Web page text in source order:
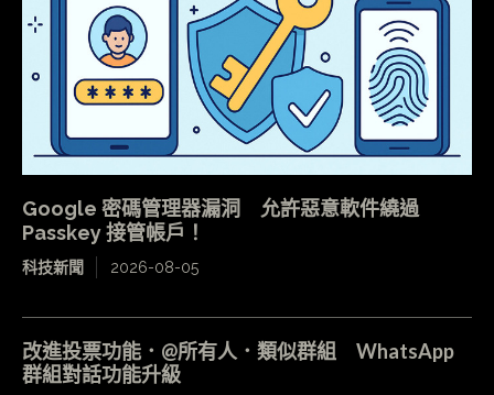
Google 密碼管理器漏洞 允許惡意軟件繞過
Passkey 接管帳戶！
科技新聞 2026-08-05
改進投票功能．@所有人．類似群組 WhatsApp
群組對話功能升級